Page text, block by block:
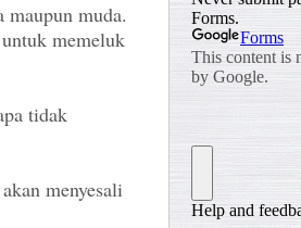
muda.
memeluk
tidak
menyesali